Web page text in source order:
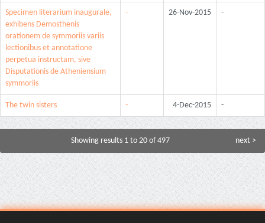
Specimen literarium inaugurale,
exhibens Demosthenis
orationem de symmoriis variis
lectionibus et annotatione
perpetua instructam, sive
Disputationis de Atheniensium
symmoriis
- 26-Nov-2015 -
The twin sisters - 4-Dec-2015 -
Showing results 1 to 20 of 497 next >